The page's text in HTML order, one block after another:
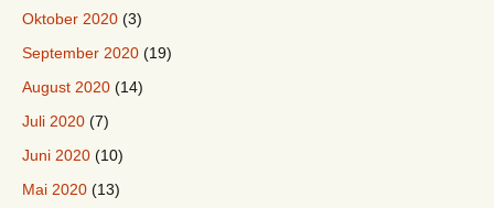
Oktober 2020 (3)
September 2020 (19)
August 2020 (14)
Juli 2020 (7)
Juni 2020 (10)
Mai 2020 (13)